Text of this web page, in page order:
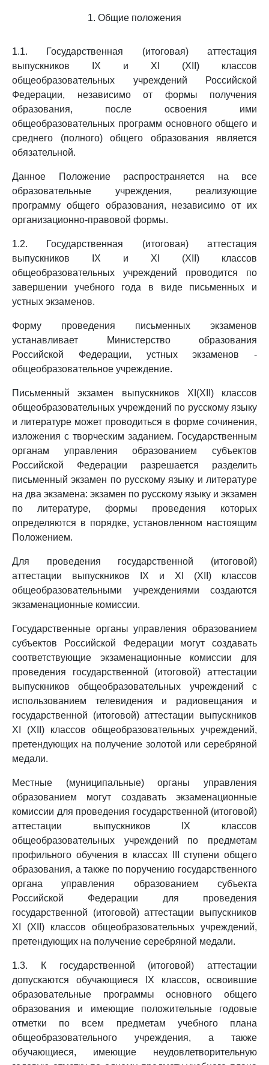
1. Общие положения
1.1. Государственная (итоговая) аттестация
выпускников IX и XI (XII) классов
общеобразовательных учреждений Российской
Федерации, независимо от формы получения
образования, после освоения ими
общеобразовательных программ основного общего и
среднего (полного) общего образования является
обязательной.
Данное Положение распространяется на все
образовательные учреждения, реализующие
программу общего образования, независимо от их
организационно-правовой формы.
1.2. Государственная (итоговая) аттестация
выпускников IX и XI (XII) классов
общеобразовательных учреждений проводится по
завершении учебного года в виде письменных и
устных экзаменов.
Форму проведения письменных экзаменов
устанавливает Министерство образования
Российской Федерации, устных экзаменов -
общеобразовательное учреждение.
Письменный экзамен выпускников XI(XII) классов
общеобразовательных учреждений по русскому языку
и литературе может проводиться в форме сочинения,
изложения с творческим заданием. Государственным
органам управления образованием субъектов
Российской Федерации разрешается разделить
письменный экзамен по русскому языку и литературе
на два экзамена: экзамен по русскому языку и экзамен
по литературе, формы проведения которых
определяются в порядке, установленном настоящим
Положением.
Для проведения государственной (итоговой)
аттестации выпускников IX и XI (XII) классов
общеобразовательными учреждениями создаются
экзаменационные комиссии.
Государственные органы управления образованием
субъектов Российской Федерации могут создавать
соответствующие экзаменационные комиссии для
проведения государственной (итоговой) аттестации
выпускников общеобразовательных учреждений с
использованием телевидения и радиовещания и
государственной (итоговой) аттестации выпускников
XI (XII) классов общеобразовательных учреждений,
претендующих на получение золотой или серебряной
медали.
Местные (муниципальные) органы управления
образованием могут создавать экзаменационные
комиссии для проведения государственной (итоговой)
аттестации выпускников IX классов
общеобразовательных учреждений по предметам
профильного обучения в классах III ступени общего
образования, а также по поручению государственного
органа управления образованием субъекта
Российской Федерации для проведения
государственной (итоговой) аттестации выпускников
XI (XII) классов общеобразовательных учреждений,
претендующих на получение серебряной медали.
1.3. К государственной (итоговой) аттестации
допускаются обучающиеся IX классов, освоившие
образовательные программы основного общего
образования и имеющие положительные годовые
отметки по всем предметам учебного плана
общеобразовательного учреждения, а также
обучающиеся, имеющие неудовлетворительную